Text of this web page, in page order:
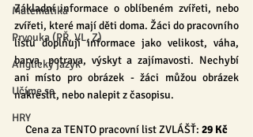
Matematika
Prvouka (PŘ, VL, Z)
Anglický jazyk
Učíme se
HRY
Základní informace o oblíbeném zvířeti, nebo
zvířeti, které mají děti doma. Žáci do pracovního
listu doplňují informace jako velikost, váha,
barva, potrava, výskyt a zajímavosti. Nechybí
ani místo pro obrázek - žáci můžou obrázek
nakreslit, nebo nalepit z časopisu.
Cena za TENTO pracovní list ZVLÁŠŤ: 29 Kč